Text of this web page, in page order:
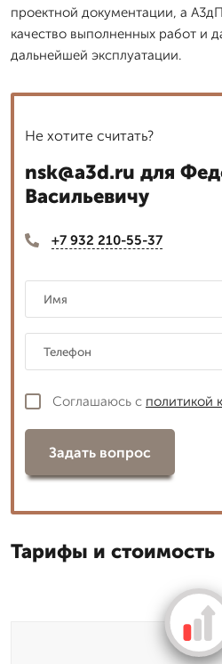
проектной документации, а
качество выполненных работ и
дальнейшей эксплуатации.
Не хотите считать?
nsk@a3d.ru для
Васильевичу
+7 932 210-55-37
Соглашаюсь с политикой
Задать вопрос
Тарифы и стоимость